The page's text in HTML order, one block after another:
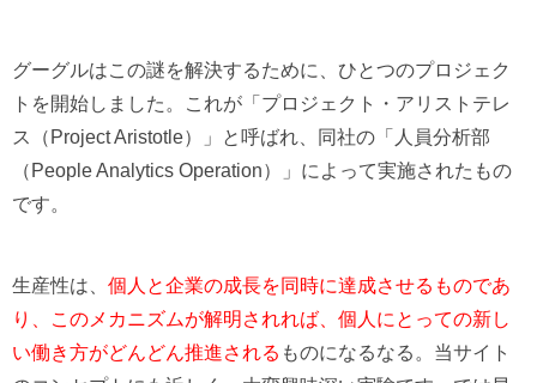
グーグルはこの謎を解決するために、ひとつのプロジェク
トを開始しました。これが「プロジェクト・アリストテレ
ス（Project Aristotle）」と呼ばれ、同社の「人員分析部
（People Analytics Operation）」によって実施されたもの
です。
生産性は、 個人と企業の成長を同時に達成させるものであ
り、このメカニズムが解明されれば、個人にとっての新し
い働き方がどんどん推進される ものになるなる。当サイト